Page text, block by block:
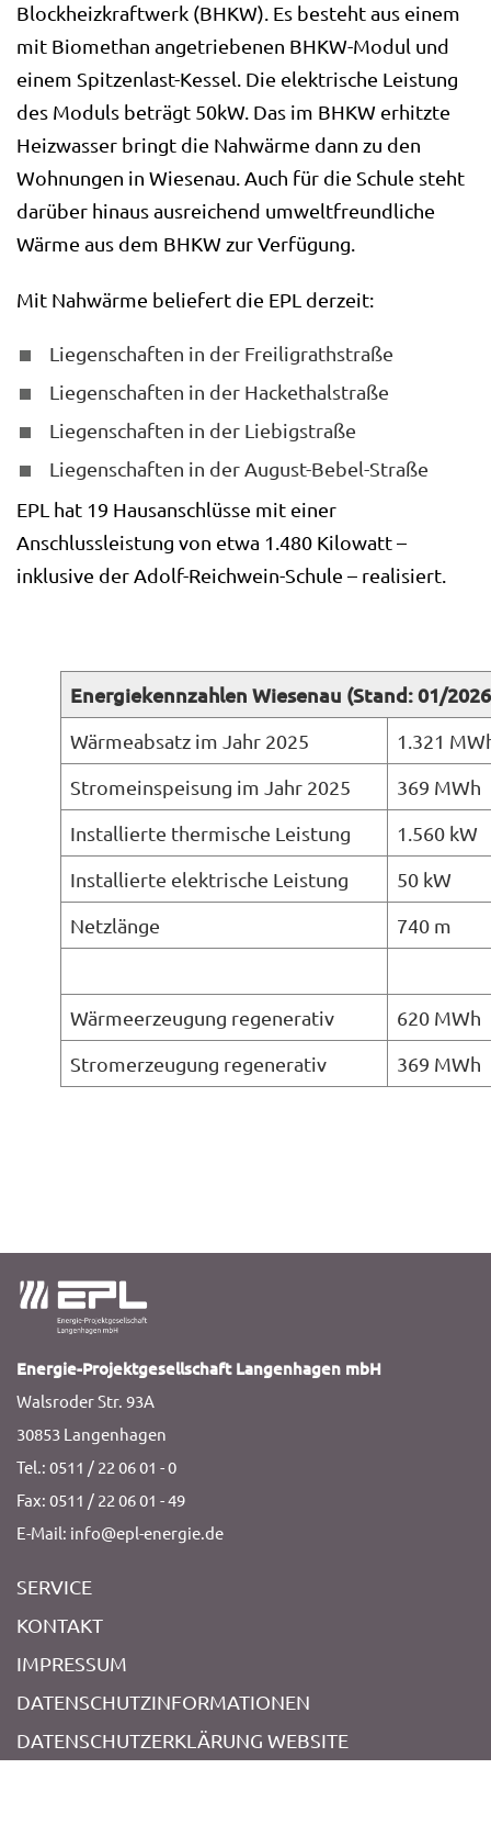
Blockheizkraftwerk (BHKW). Es besteht aus einem
mit Biomethan angetriebenen BHKW-Modul und
einem Spitzenlast-Kessel. Die elektrische Leistung
des Moduls beträgt 50kW. Das im BHKW erhitzte
Heizwasser bringt die Nahwärme dann zu den
Wohnungen in Wiesenau. Auch für die Schule steht
darüber hinaus ausreichend umweltfreundliche
Wärme aus dem BHKW zur Verfügung.
Mit Nahwärme beliefert die EPL derzeit:
Liegenschaften in der Freiligrathstraße
Liegenschaften in der Hackethalstraße
Liegenschaften in der Liebigstraße
Liegenschaften in der August-Bebel-Straße
EPL hat 19 Hausanschlüsse mit einer
Anschlussleistung von etwa 1.480 Kilowatt –
inklusive der Adolf-Reichwein-Schule – realisiert.
Energiekennzahlen Wiesenau (Stand: 01/
Wärmeabsatz im Jahr 2025
1.321
Stromeinspeisung im Jahr 2025
369 MWh
Installierte thermische Leistung
1.560 kW
Installierte elektrische Leistung
50 kW
Netzlänge
740 m
Wärmeerzeugung regenerativ
620 MWh
Stromerzeugung regenerativ
369 MWh
Energie-Projektgesellschaft Langenhagen mbH
Walsroder Str. 93A
30853 Langenhagen
Tel.: 0511 / 22 06 01 - 0
Fax: 0511 / 22 06 01 - 49
E-Mail: info@epl-energie.de
SERVICE
KONTAKT
IMPRESSUM
DATENSCHUTZINFORMATIONEN
DATENSCHUTZERKLÄRUNG WEBSITE